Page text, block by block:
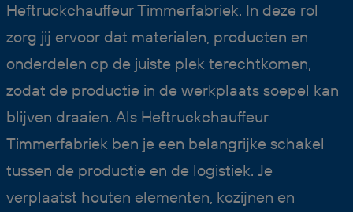
Heftruckchauffeur Timmerfabriek. In deze rol
zorg jij ervoor dat materialen, producten en
onderdelen op de juiste plek terechtkomen,
zodat de productie in de werkplaats soepel kan
blijven draaien. Als Heftruckchauffeur
Timmerfabriek ben je een belangrijke schakel
tussen de productie en de logistiek. Je
verplaatst houten elementen, kozijnen en